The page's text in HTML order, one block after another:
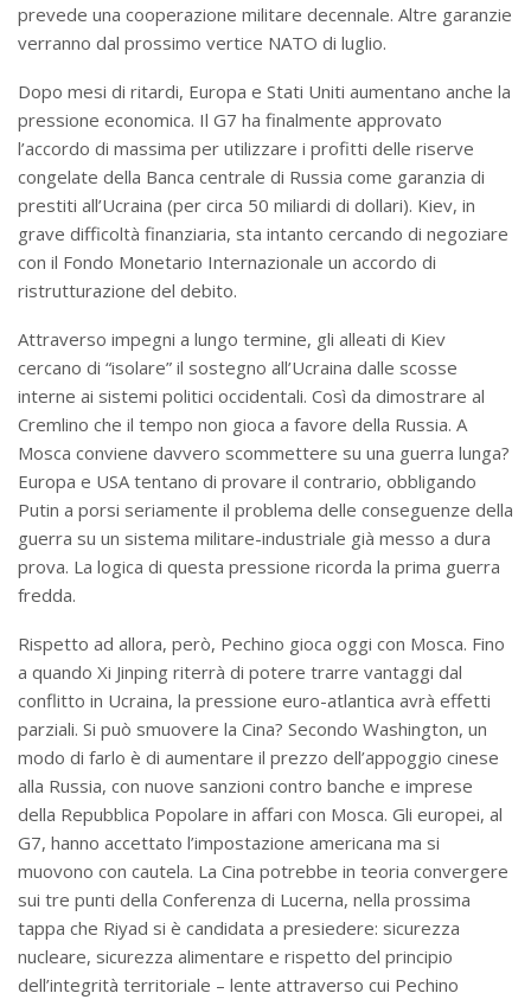
prevede una cooperazione militare decennale. Altre garanzie
verranno dal prossimo vertice NATO di luglio.
Dopo mesi di ritardi, Europa e Stati Uniti aumentano anche la
pressione economica. Il G7 ha finalmente approvato
l’accordo di massima per utilizzare i profitti delle riserve
congelate della Banca centrale di Russia come garanzia di
prestiti all’Ucraina (per circa 50 miliardi di dollari). Kiev, in
grave difficoltà finanziaria, sta intanto cercando di negoziare
con il Fondo Monetario Internazionale un accordo di
ristrutturazione del debito.
Attraverso impegni a lungo termine, gli alleati di Kiev
cercano di “isolare” il sostegno all’Ucraina dalle scosse
interne ai sistemi politici occidentali. Così da dimostrare al
Cremlino che il tempo non gioca a favore della Russia. A
Mosca conviene davvero scommettere su una guerra lunga?
Europa e USA tentano di provare il contrario, obbligando
Putin a porsi seriamente il problema delle conseguenze della
guerra su un sistema militare-industriale già messo a dura
prova. La logica di questa pressione ricorda la prima guerra
fredda.
Rispetto ad allora, però, Pechino gioca oggi con Mosca. Fino
a quando Xi Jinping riterrà di potere trarre vantaggi dal
conflitto in Ucraina, la pressione euro-atlantica avrà effetti
parziali. Si può smuovere la Cina? Secondo Washington, un
modo di farlo è di aumentare il prezzo dell’appoggio cinese
alla Russia, con nuove sanzioni contro banche e imprese
della Repubblica Popolare in affari con Mosca. Gli europei, al
G7, hanno accettato l’impostazione americana ma si
muovono con cautela. La Cina potrebbe in teoria convergere
sui tre punti della Conferenza di Lucerna, nella prossima
tappa che Riyad si è candidata a presiedere: sicurezza
nucleare, sicurezza alimentare e rispetto del principio
dell’integrità territoriale – lente attraverso cui Pechino